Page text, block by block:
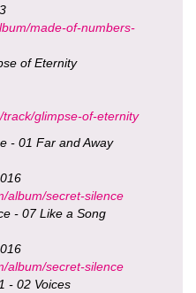
made-of-numbers-
of Eternity
glimpse-of-eternity
- 01 Far and Away
album/secret-silence
- 07 Like a Song
album/secret-silence
- 02 Voices